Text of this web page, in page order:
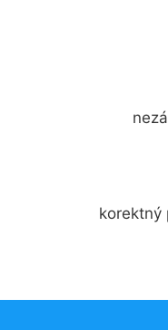
korektný